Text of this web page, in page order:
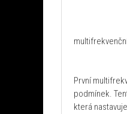
První
podmínek.
která